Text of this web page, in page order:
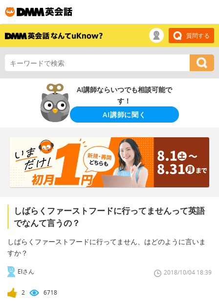
質問する
AI講師ならいつでも相談可能で
す！
AI講師に聞く
しばらくファーストフードに行ってませんって英語
でなんて言うの？
しばらくファーストフードに行ってません、はどのように言いま
すか？
Elさん 2018/10/04 18:39
2 6718